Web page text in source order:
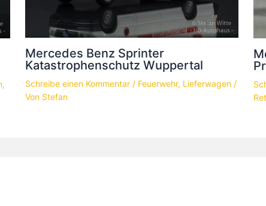
,
Mercedes Benz Sprinter
Katastrophenschutz Wuppertal
Schreibe einen Kommentar / Feuerwehr, Lieferwagen/
Von Stefan